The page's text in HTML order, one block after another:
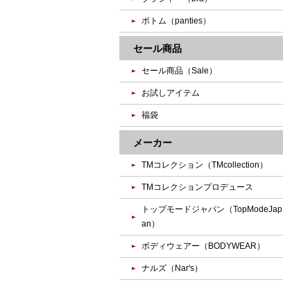
ボトム（panties）
セール商品
セール商品（Sale）
お試しアイテム
福袋
メーカー
TMコレクション（TMcollection）
TMコレクションプロデュース
トップモードジャパン（TopModeJap
an）
ボディウェアー（BODYWEAR）
ナルズ（Nar's）